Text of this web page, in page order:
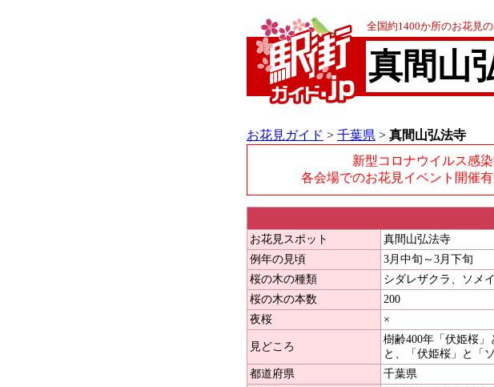
全国約1400か所のお花見
真間山
お花見ガイド > 千葉県 > 真間山弘法寺
新型コロナウイルス感
各会場でのお花見イベント開催
お花見スポット
真間山弘法寺
例年の見頃
3月中旬～3月下旬
桜の木の種類
シダレザクラ、ソメ
桜の木の本数
200
夜桜
×
見どころ
樹齢400年「伏姫桜
と、「伏姫桜」と「
都道府県
千葉県